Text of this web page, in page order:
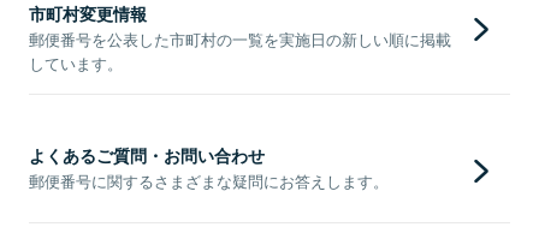
市町村変更情報
郵便番号を公表した市町村の一覧を実施日の新しい順に掲載
しています。
よくあるご質問・お問い合わせ
郵便番号に関するさまざまな疑問にお答えします。